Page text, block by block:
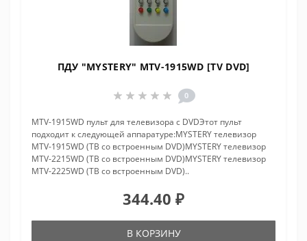
ПДУ "MYSTERY" MTV-1915WD [TV DVD]
0
MTV-1915WD пульт для телевизора с DVDЭтот пульт
подходит к следующей аппаратуре:MYSTERY телевизор
MTV-1915WD (ТВ со встроенным DVD)MYSTERY телевизор
MTV-2215WD (ТВ со встроенным DVD)MYSTERY телевизор
MTV-2225WD (ТВ со встроенным DVD)..
344.40 ₽
В КОРЗИНУ